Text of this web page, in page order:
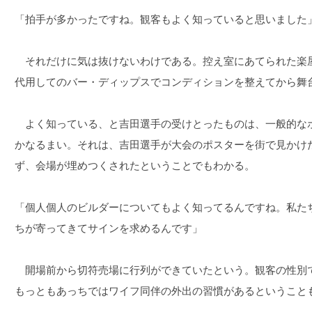
「拍手が多かったですね。観客もよく知っていると思いました
それだけに気は抜けないわけである。控え室にあてられた楽
代用してのバー・ディップスでコンディションを整えてから舞
よく知っている、と吉田選手の受けとったものは、一般的な
かなるまい。それは、吉田選手が大会のポスターを街で見か
ず、会場が埋めつくされたということでもわかる。
「個人個人のビルダーについてもよく知ってるんですね。私
ちが寄ってきてサインを求めるんです」
開場前から切符売場に行列ができていたという。観客の性別
もっともあっちではワイフ同伴の外出の習慣があるというこ